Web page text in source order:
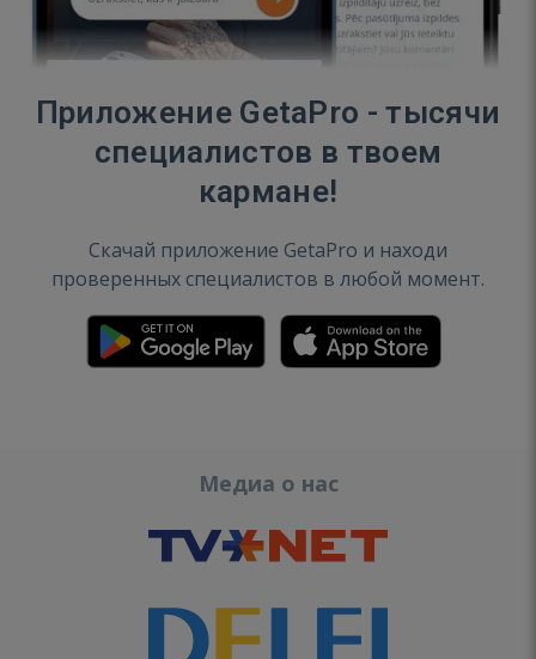
Приложение GetaPro - тысячи
специалистов в твоем
кармане!
Скачай приложение GetaPro и находи
проверенных специалистов в любой момент.
Медиа о нас